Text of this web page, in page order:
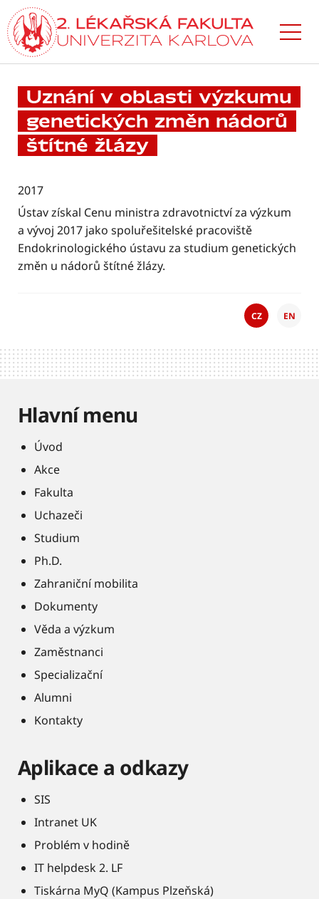
Přejít
k hlavnímu
obsahu
Uznání v oblasti výzkumu
genetických změn nádorů
štítné žlázy
2017
Ústav získal Cenu ministra zdravotnictví za výzkum
a vývoj 2017 jako spoluřešitelské pracoviště
Endokrinologického ústavu za studium genetických
změn u nádorů štítné žlázy.
CZ EN
Hlavní menu
Úvod
Akce
Fakulta
Uchazeči
Studium
Ph.D.
Zahraniční mobilita
Dokumenty
Věda a výzkum
Zaměstnanci
Specializační
Alumni
Kontakty
Aplikace a odkazy
SIS
Intranet UK
Problém v hodině
IT helpdesk 2. LF
Tiskárna MyQ (Kampus Plzeňská)